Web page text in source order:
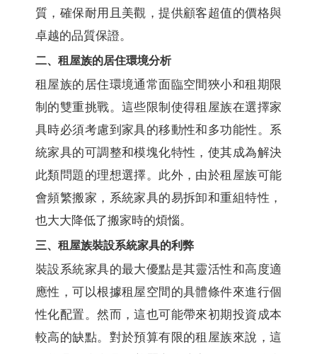
質，確保耐用且美觀，提供顧客超值的價格與
卓越的品質保證。
二、租屋族的居住環境分析
租屋族的居住環境通常面臨空間狹小和租期限
制的雙重挑戰。這些限制使得租屋族在選擇家
具時必須考慮到家具的移動性和多功能性。系
統家具的可調整和模塊化特性，使其成為解決
此類問題的理想選擇。此外，由於租屋族可能
會頻繁搬家，系統家具的易拆卸和重組特性，
也大大降低了搬家時的煩惱。
三、租屋族裝設系統家具的利弊
裝設系統家具的最大優點是其靈活性和高度適
應性，可以根據租屋空間的具體條件來進行個
性化配置。然而，這也可能帶來初期投資成本
較高的缺點。對於預算有限的租屋族來說，這